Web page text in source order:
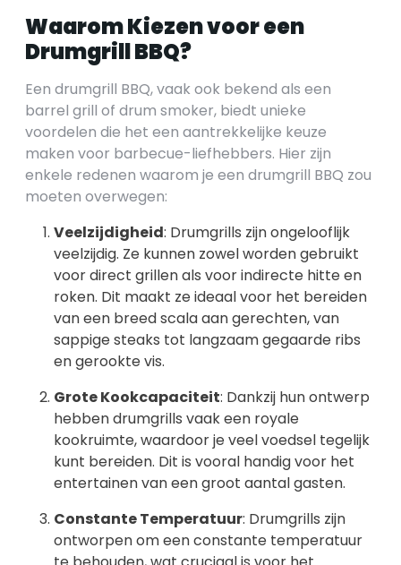
Waarom Kiezen voor een
Drumgrill BBQ?
Een drumgrill BBQ, vaak ook bekend als een
barrel grill of drum smoker, biedt unieke
voordelen die het een aantrekkelijke keuze
maken voor barbecue-liefhebbers. Hier zijn
enkele redenen waarom je een drumgrill BBQ zou
moeten overwegen:
Veelzijdigheid: Drumgrills zijn ongelooflijk
veelzijdig. Ze kunnen zowel worden gebruikt
voor direct grillen als voor indirecte hitte en
roken. Dit maakt ze ideaal voor het bereiden
van een breed scala aan gerechten, van
sappige steaks tot langzaam gegaarde ribs
en gerookte vis.
Grote Kookcapaciteit: Dankzij hun ontwerp
hebben drumgrills vaak een royale
kookruimte, waardoor je veel voedsel tegelijk
kunt bereiden. Dit is vooral handig voor het
entertainen van een groot aantal gasten.
Constante Temperatuur: Drumgrills zijn
ontworpen om een constante temperatuur